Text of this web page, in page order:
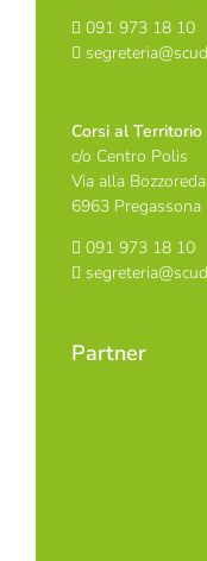
091 973 18 10
Corsi al Territorio
c/o Centro Polis
Via alla
6963 Pregassona
091 973 18 10
Partner